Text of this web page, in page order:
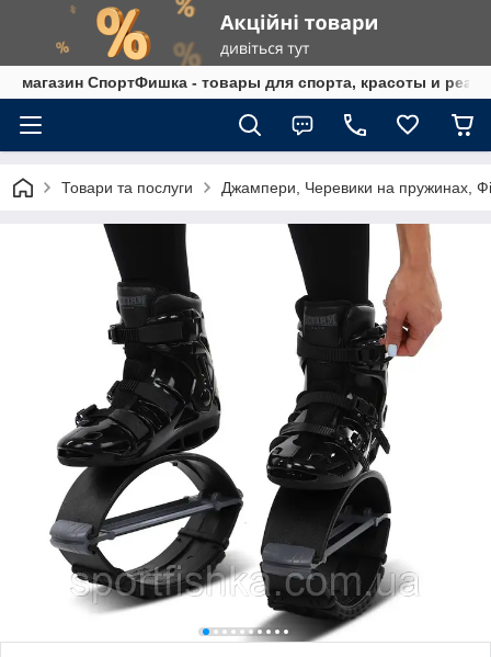
магазин СпортФишка - товары для спорта, красоты и
Товари та послуги Джампери, Черевики на пружинах,